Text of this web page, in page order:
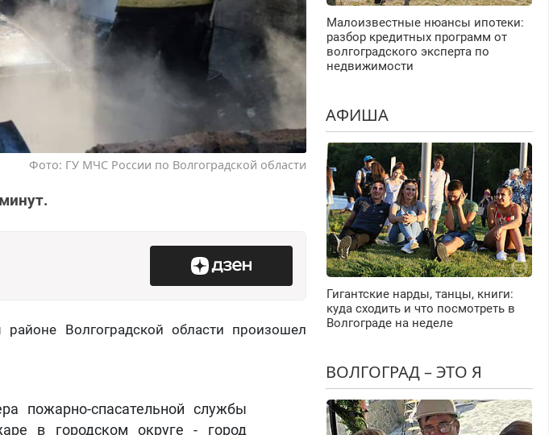
Фото: ГУ МЧС России по Волгоградской области
Волгоградской области произошел
пожарно-спасательной службы
в городском округе - город
Малоизвестные нюансы ипотеки:
разбор кредитных программ от
волгоградского эксперта по
недвижимости
АФИША
Гигантские нарды, танцы, книги:
куда сходить и что посмотреть в
Волгограде на неделе
ВОЛГОГРАД – ЭТО Я